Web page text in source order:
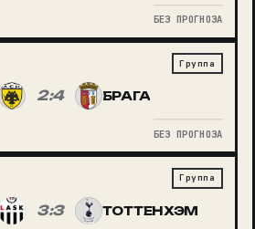
БЕЗ ПРОГНОЗА
Группа
2:4 БРАГА
БЕЗ ПРОГНОЗА
Группа
3:3 ТОТТЕНХЭМ